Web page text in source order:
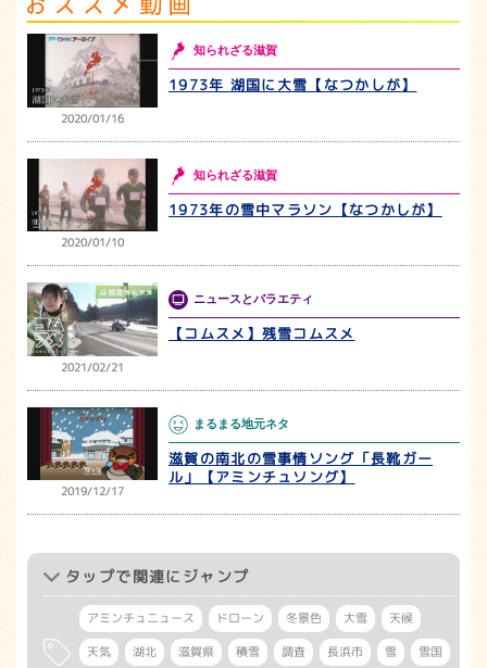
2020/01/16
知られざる滋賀
1973年 湖国に大雪【なつかしが】
2020/01/10
知られざる滋賀
1973年の雪中マラソン【なつかしが】
2021/02/21
ニュースとバラエティ
【コムスメ】残雪コムスメ
2019/12/17
まるまる地元ネタ
滋賀の南北の雪事情ソング「長靴ガー
ル」【アミンチュソング】
タップで関連にジャンプ
アミンチュニュース ドローン 冬景色 大雪
天候
天気
湖北 滋賀県 積雪 調査 長浜市 雪 雪国